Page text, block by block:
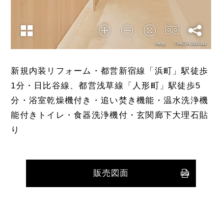
新規内装リフォーム・都営新宿線「浜町」駅徒歩
1分・日比谷線、都営浅草線「人形町」駅徒歩5
分・浴室乾燥機付き・追い焚き機能・温水洗浄機
能付きトイレ・食器洗浄機付・玄関廊下大理石貼
り
販売図面